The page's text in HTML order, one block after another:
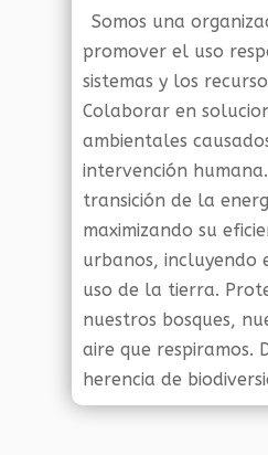
Somos una
promover el uso
sistemas y los
Colaborar en
ambientales
intervención
transición de la
maximizando su
urbanos,
uso de la tierra.
nuestros bosques,
aire que respiramos.
herencia de